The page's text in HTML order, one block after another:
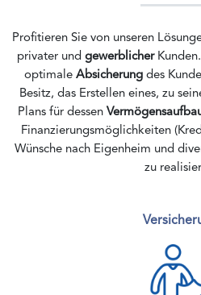
Profitieren Sie von unseren
privater und gewerblicher
optimale Absicherung des
Besitz, das Erstellen eines, zu
Plans für dessen
Finanzierungsmöglichkeiten
Wünsche nach Eigenheim und
zu